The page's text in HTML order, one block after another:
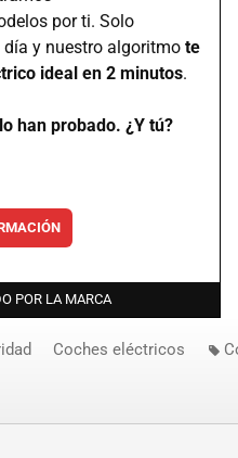
por ti. Solo
y nuestro algoritmo te
ideal en 2 minutos.
han probado. ¿Y tú?
POR LA MARCA
Coches eléctricos